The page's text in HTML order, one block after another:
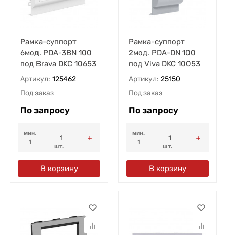
Рамка-суппорт
6мод. PDA-3BN 100
под Brava DKC 10653
Артикул: 125462
Под заказ
По запросу
мин.
1
шт.
В корзину
Рамка-суппорт
2мод. PDA-DN 100
под Viva DKC 10053
Артикул: 25150
Под заказ
По запросу
мин.
1
шт.
В корзину